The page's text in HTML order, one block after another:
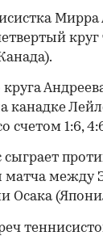
Мирра
круг
круга
канадке
счетом 1:6,
матча между
Осака